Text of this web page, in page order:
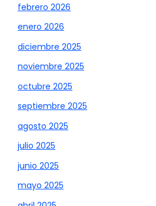
febrero 2026
enero 2026
diciembre 2025
noviembre 2025
octubre 2025
septiembre 2025
agosto 2025
julio 2025
junio 2025
mayo 2025